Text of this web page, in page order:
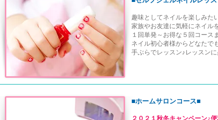
趣味としてネイルを楽しみた
家族やお友達に気軽にネイル
１回単発～お得な５回コース
ネイル初心者様からどなたで
手ぶらでレッスン♪レッスン
■ホームサロンコース■
２０２１秋冬キャンペーン♪